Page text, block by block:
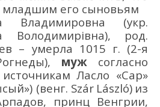
младшим его сыновьям
Владимировна (укр.
Володимирівна), род.
– умерла 1015 г. (2-я
, мужсогласно
Ласло «Сар»
») (венг. Szár László) из
, принц Венгрии,